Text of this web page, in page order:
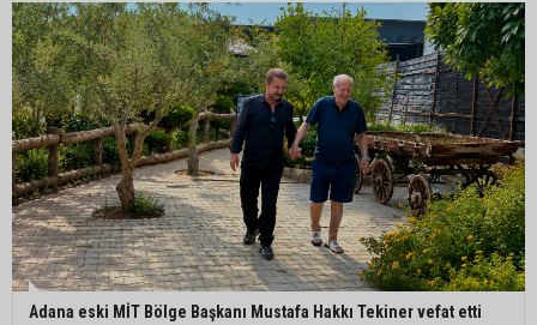
Adana eski MİT Bölge Başkanı Mustafa Hakkı Tekiner vefat etti